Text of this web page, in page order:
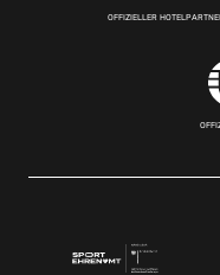
OFFIZIELLER